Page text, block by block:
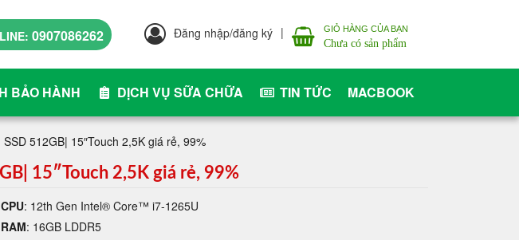
0907086262 Đăng nhập/đăng ký | GIỎ HÀNG CỦA BẠN
Chưa có sản phẩm
BẢO HÀNH DỊCH VỤ SỮA CHỮA TIN TỨC MACBOOK
512GB| 15″Touch 2,5K giá rẻ, 99%
15″Touch 2,5K giá rẻ, 99%
CPU: 12th Gen Intel® Core™ i7-1265U
RAM: 16GB LDDR5